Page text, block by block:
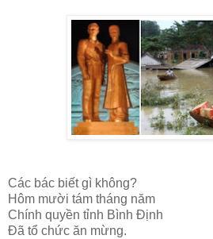
Các bác biết gì không?
Hôm mười tám tháng năm
Chính quyền tỉnh Bình Định
Đã tổ chức ăn mừng.